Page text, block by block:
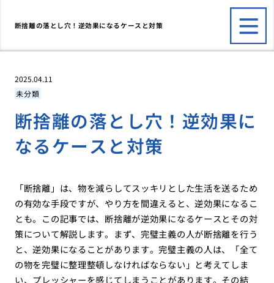
断捨離の落とし穴！逆効果になるケースと対策
2025.04.11
未分類
断捨離の落とし穴！逆効果に
なるケースと対策
「断捨離」は、物を減らしてスッキリとした生活を送るため
の有効な手段ですが、やり方を間違えると、逆効果になるこ
とも。この記事では、断捨離が逆効果になるケースとその対
策について解説します。まず、完璧主義の人が断捨離を行う
と、逆効果になることがあります。完璧主義の人は、「全て
の物を完璧に整理整頓しなければならない」と考えてしま
い、プレッシャーを感じてしまうことがあります。その結